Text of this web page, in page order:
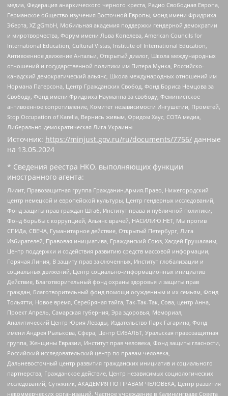
медиа, Федерация анархического черного креста, Радио Свободная Европа,
Германское общество изучения Восточной Европы, Фонд имени Фридриха
Эберта, XZ gGmbH, Мобильная академия поддержки гендерной демократии
и миротворчества, Форум имени Льва Копелева, American Councils for
International Education, Cultural Vistas, Institute of International Education,
Антивоенное движение Антальи, Открытый диалог, Школа международных
отношений и государственной политики им Питера Мунка, Российско-
канадский демократический альянс, Школа международных отношений им
Нормана Патерсона, Центр Гражданских Свобод, Фонд Бориса Немцова за
Свободу, Фонд имени Фридриха Науманна за свободу, Феминистское
антивоенное сопротивление, Комитет независимости Ингушетии, Прометей,
Stop Occupation of Karelia, Вернись живым, Фридом Хаус, СОТА медиа,
Либерально-демократическая Лига Украины
Источник: https://minjust.gov.ru/ru/documents/7756/ данные
на 13.05.2024
* Сведения реестра НКО, выполняющих функции
иностранного агента:
Лилит, Правозащитная группа Гражданин.Армия.Право, Нижегородский
центр немецкой и европейской культуры, Центр гендерных исследований,
Фонд защиты прав граждан Штаб, Институт права и публичной политики,
Фонд борьбы с коррупцией, Альянс врачей, НАСИЛИЮ.НЕТ, Мы против
СПИДа, СВЕЧА, Гуманитарное действие, Открытый Петербург, Лига
Избирателей, Правовая инициатива, Гражданский Союз, Хасдей Ерушалаим,
Центр поддержки и содействия развитию средств массовой информации,
Горячая Линия, В защиту прав заключенных, Институт глобализации и
социальных движений, Центр социально-информационных инициатив
Действие, Благотворительный фонд охраны здоровья и защиты прав
граждан, Благотворительный фонд помощи осужденным и их семьям, Фонд
Тольятти, Новое время, Серебряная тайга, Так-Так-Так, Сова, центр Анна,
Проект Апрель, Самарская губерния, Эра здоровья, Мемориал,
Аналитический Центр Юрия Левады, Издательство Парк Гагарина, Фонд
имени Андрея Рылькова, Сфера, Центр СИБАЛЬТ, Уральская правозащитная
группа, Женщины Евразии, Институт прав человека, Фонд защиты гласности,
Российский исследовательский центр по правам человека,
Дальневосточный центр развития гражданских инициатив и социального
партнерства, Гражданское действие, Центр независимых социологических
исследований, Сутяжник, АКАДЕМИЯ ПО ПРАВАМ ЧЕЛОВЕКА, Центр развития
некоммерческих организаций, Частное учреждение в Калининграде Совета